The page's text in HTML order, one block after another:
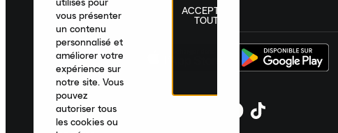
France|Français
vous présenter
un contenu
personnalisé et
améliorer votre
expérience sur
notre site. Vous
pouvez
autoriser tous
les cookies ou
ACCEPTER
TOUT